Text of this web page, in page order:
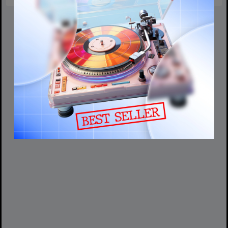
Chính Sách Bảo Hành
Việc mua hàng đồng nghĩa với việc Quý Khách đã đọc, hiểu và
đồng ý với toàn bộ nội dung Chính sách. Mọi khiếu nại sau giao
dịch chỉ được xem xét nếu có lý do chính đáng hoặc phát sinh từ
điều khoản trái luật.
Chính sách có thể được cập nhật bất cứ lúc nào và sẽ được
thông báo trước trên website và/hoặc các kênh phù hợp của
MUSE INC.
Các trường hợp không được bảo hành
MUSE INC không chịu trách nhiệm bảo hành và mọi chi phí khắc
phục do Bên B chi trả nếu sản phẩm rơi vào các trường hợp sau:
Sử dụng sai hướng dẫn, không đúng quy trình kỹ thuật của nhà